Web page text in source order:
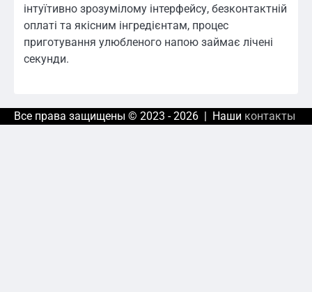
інтуїтивно зрозумілому інтерфейсу, безконтактній
оплаті та якісним інгредієнтам, процес
приготування улюбленого напою займає лічені
секунди.
Все права защищены © 2023 - 2026 | Наши контакты